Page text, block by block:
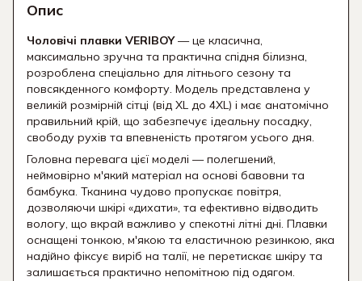
Опис
Чоловічі плавки VERIBOY— це класична,
максимально зручна та практична спідня білизна,
розроблена спеціально для літнього сезону та
повсякденного комфорту. Модель представлена у
великій розмірній сітці (від XL до 4XL) і має анатомічно
правильний крій, що забезпечує ідеальну посадку,
свободу рухів та впевненість протягом усього дня.
Головна перевага цієї моделі — полегшений,
неймовірно м'який матеріал на основі бавовни та
бамбука. Тканина чудово пропускає повітря,
дозволяючи шкірі «дихати», та ефективно відводить
вологу, що вкрай важливо у спекотні літні дні. Плавки
оснащені тонкою, м'якою та еластичною резинкою, яка
надійно фіксує виріб на талії, не перетискає шкіру та
залишається практично непомітною під одягом.